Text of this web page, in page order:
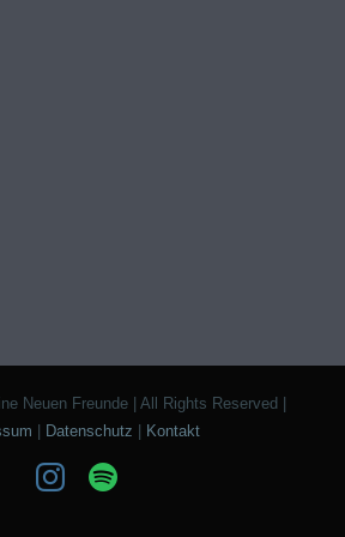
Neuen Freunde | All Rights Reserved |
Datenschutz Kontakt
Instagram
Spotify